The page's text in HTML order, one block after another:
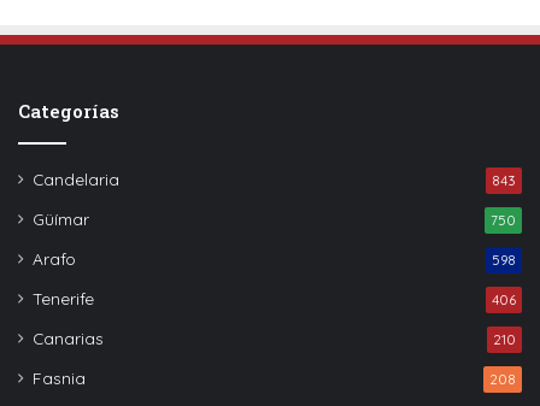
Categorías
Candelaria 843
Güímar 750
Arafo 598
Tenerife 406
Canarias 210
Fasnia 208